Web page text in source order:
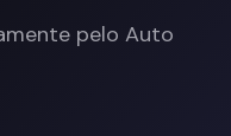
pelo Auto